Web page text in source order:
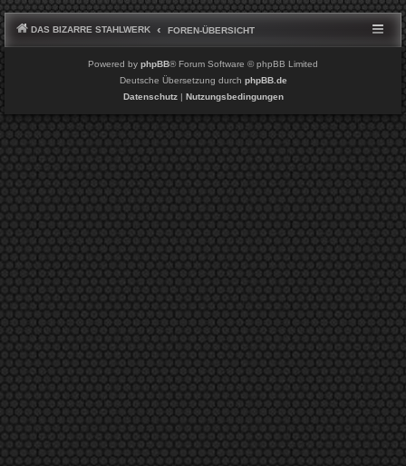
DAS BIZARRE STAHLWERK FOREN-ÜBERSICHT
Powered by phpBB® Forum Software © phpBB Limited
Deutsche Übersetzung durch phpBB.de
Datenschutz| Nutzungsbedingungen